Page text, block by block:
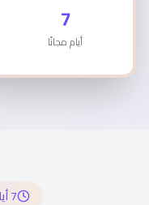
7
أيام مجانًا
7 أيام مجانًا - بدون التزام